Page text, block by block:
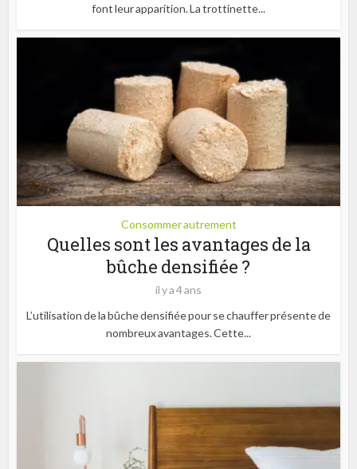
font leur apparition. La trottinette...
Consommer autrement
Quelles sont les avantages de la
bûche densifiée ?
il y a 4 ans
L’utilisation de la bûche densifiée pour se chauffer présente de
nombreux avantages. Cette...